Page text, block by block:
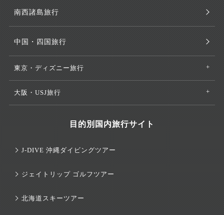
南西諸島旅行
中国・四国旅行
東京・ディズニー旅行
大阪・USJ旅行
目的別国内旅行サイト
J-DIVE 沖縄ダイビングツアー
ジェイトリップ ゴルフツアー
北海道スキーツアー